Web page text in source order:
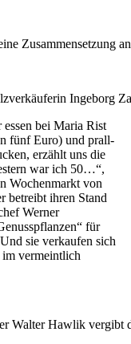
Zusammensetzung an
Ingeborg
bei Maria Rist
fünf Euro) und prall-
erzählt uns die
war ich 50…“,
Wochenmarkt von
betreibt ihren Stand
Werner
für
sie verkaufen sich
vermeintlich
Walter Hawlik vergibt